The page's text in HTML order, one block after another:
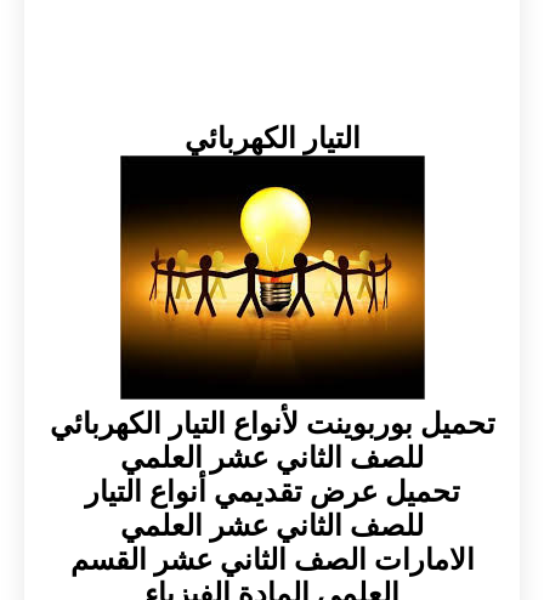
التيار الكهربائي
تحميل بوربوينت لأنواع التيار الكهربائي
للصف الثاني عشر العلمي
تحميل عرض تقديمي أنواع التيار
للصف الثاني عشر العلمي
الامارات الصف الثاني عشر القسم
العلمي المادة الفيزياء